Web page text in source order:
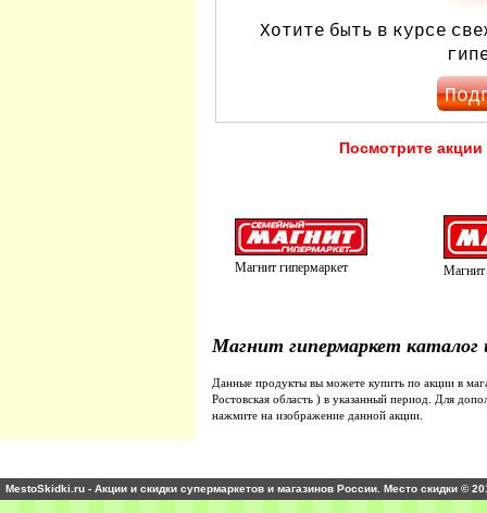
Хотите быть в курсе
Посмотрите
Магнит гипермаркет Магнит
Магнит гипермаркет каталог
Данные продукты вы можете купить по акции в
Ростовская область ) в указанный период. Для
нажмите на изображение данной акции.
MestoSkidki.ru - Акции и скидки супермаркетов и магазинов России. Место скидки ©